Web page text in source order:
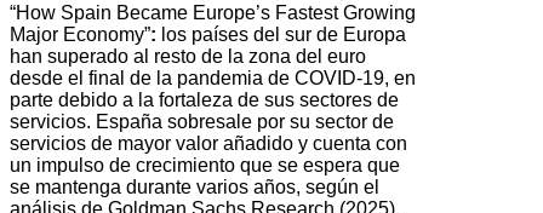
“How Spain Became Europe’s Fastest Growing
Major Economy”: los países del sur de Europa
han superado al resto de la zona del euro
desde el final de la pandemia de COVID-19, en
parte debido a la fortaleza de sus sectores de
servicios. España sobresale por su sector de
servicios de mayor valor añadido y cuenta con
un impulso de crecimiento que se espera que
se mantenga durante varios años, según el
análisis de Goldman Sachs Research (2025).